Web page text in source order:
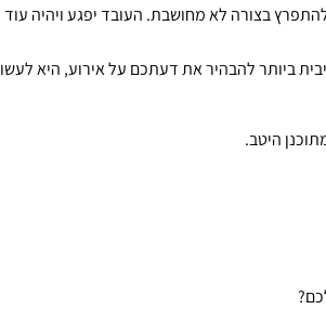
בצורה לא מחושבת. העובד יפגע ויהיה
ביותר להבהיר את דעתכם על אירוע, היא
היטב.